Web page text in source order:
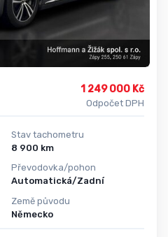
1 249 000 Kč
Odpočet DPH
Stav tachometru
8 900 km
Převodovka/pohon
Automatická/Zadní
Země původu
Německo